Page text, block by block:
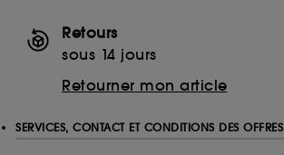
Retours
sous 14 jours
Retourner mon article
SERVICES, CONTACT ET CONDITIONS DES OFFRES